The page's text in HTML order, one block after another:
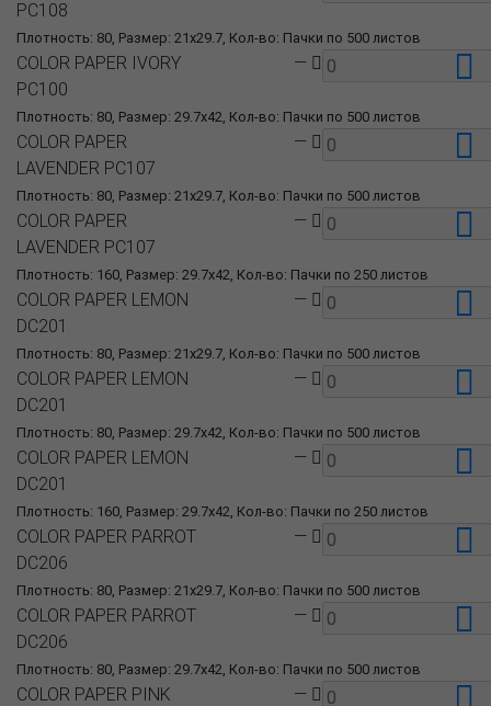
Плотность: 80, Размер: 21x29.7, Кол-во: Пачки по 500 листов
PC108
Плотность: 80, Размер: 29.7x42, Кол-во: Пачки по 500 листов
COLOR PAPER IVORY
PC100
—
Плотность: 80, Размер: 21x29.7, Кол-во: Пачки по 500 листов
COLOR PAPER
LAVENDER PC107
—
Плотность: 160, Размер: 29.7x42, Кол-во: Пачки по 250 листов
COLOR PAPER
LAVENDER PC107
—
Плотность: 80, Размер: 21x29.7, Кол-во: Пачки по 500 листов
COLOR PAPER LEMON
DC201
—
Плотность: 80, Размер: 29.7x42, Кол-во: Пачки по 500 листов
COLOR PAPER LEMON
DC201
—
Плотность: 160, Размер: 29.7x42, Кол-во: Пачки по 250 листов
COLOR PAPER LEMON
DC201
—
Плотность: 80, Размер: 21x29.7, Кол-во: Пачки по 500 листов
COLOR PAPER PARROT
DC206
—
Плотность: 80, Размер: 29.7x42, Кол-во: Пачки по 500 листов
COLOR PAPER PARROT
DC206
—
COLOR PAPER PINK
—